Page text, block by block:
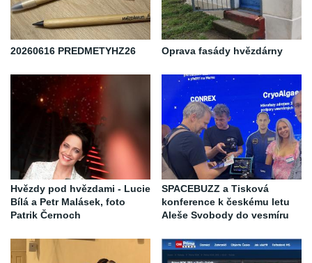
20260616 PREDMETYHZ26 Oprava fasády hvězdárny
Hvězdy pod hvězdami - Lucie
Bílá a Petr Malásek, foto
Patrik Černoch
SPACEBUZZ a Tisková
konference k českému letu
Aleše Svobody do vesmíru